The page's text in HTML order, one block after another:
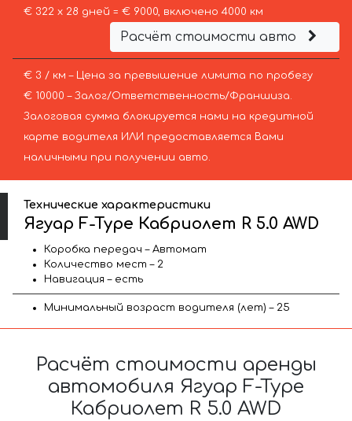
€ 322 х 28 дней = € 9000, включено 4000 км
Расчёт стоимости авто
€ 3 / км – Цена за превышение лимита по пробегу
€ 10000 – Залог/Ответственность/Франшиза.
Залоговая сумма блокируется нами на кредитной
карте водителя ИЛИ предоставляется Вами
наличными при получении авто.
Технические характеристики
Ягуар F-Type Кабриолет R 5.0 AWD
Коробка передач – Автомат
Количество мест – 2
Навигация – есть
Минимальный возраст водителя (лет) – 25
Расчёт стоимости аренды
автомобиля Ягуар F-Type
Кабриолет R 5.0 AWD